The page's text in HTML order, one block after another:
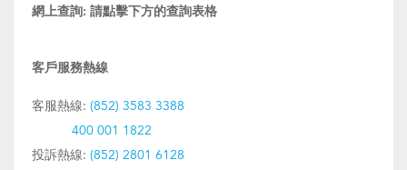
網上查詢: 請點擊下方的查詢表格
客戶服務熱線
客服熱線: (852) 3583 3388
400 001 1822
投訴熱線: (852) 2801 6128